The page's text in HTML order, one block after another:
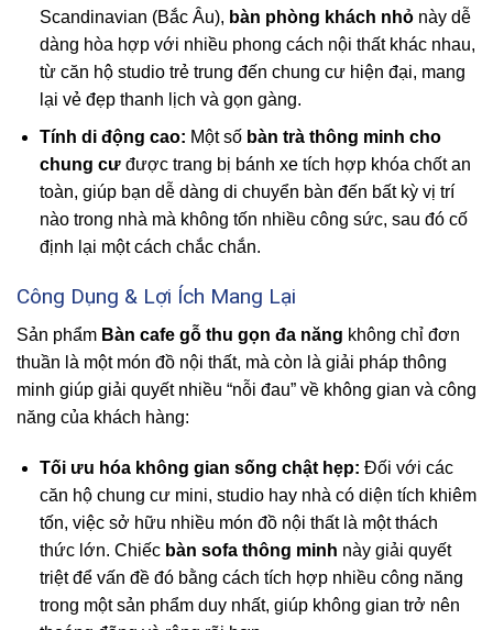
Scandinavian (Bắc Âu), bàn phòng khách nhỏnày dễ
dàng hòa hợp với nhiều phong cách nội thất khác nhau,
từ căn hộ studio trẻ trung đến chung cư hiện đại, mang
lại vẻ đẹp thanh lịch và gọn gàng.
Tính di động cao: Một số bàn trà thông minh cho
chung cưđược trang bị bánh xe tích hợp khóa chốt an
toàn, giúp bạn dễ dàng di chuyển bàn đến bất kỳ vị trí
nào trong nhà mà không tốn nhiều công sức, sau đó cố
định lại một cách chắc chắn.
Công Dụng & Lợi Ích Mang Lại
Sản phẩm Bàn cafe gỗ thu gọn đa năng không chỉ đơn
thuần là một món đồ nội thất, mà còn là giải pháp thông
minh giúp giải quyết nhiều “nỗi đau” về không gian và công
năng của khách hàng:
Tối ưu hóa không gian sống chật hẹp: Đối với các
căn hộ chung cư mini, studio hay nhà có diện tích khiêm
tốn, việc sở hữu nhiều món đồ nội thất là một thách
thức lớn. Chiếc bàn sofa thông minh này giải quyết
triệt để vấn đề đó bằng cách tích hợp nhiều công năng
trong một sản phẩm duy nhất, giúp không gian trở nên